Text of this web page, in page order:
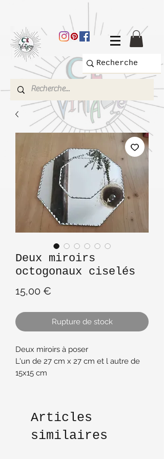
Deux miroirs
octogonaux ciselés
15,00 €
Rupture de stock
Deux miroirs à poser
L'un de 27 cm x 27 cm et l autre de
15x15 cm
Articles
similaires